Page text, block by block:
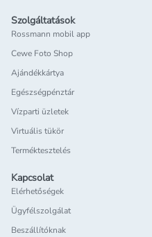
Szolgáltatások
Rossmann mobil app
Cewe Foto Shop
Ajándékkártya
Egészségpénztár
Vízparti üzletek
Virtuális tükör
Terméktesztelés
Kapcsolat
Elérhetőségek
Ügyfélszolgálat
Beszállítóknak